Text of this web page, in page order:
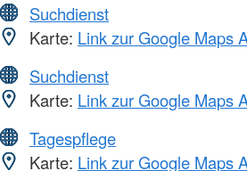
Suchdienst
Karte: Link zur Google Maps
Suchdienst
Karte: Link zur Google Maps
Tagespflege
Karte: Link zur Google Maps